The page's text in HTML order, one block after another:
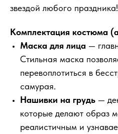
звездой любого праздника!
Комплектация костюма
Маска для лица —
Стильная маска
перевоплотиться в
самурая.
Нашивки на грудь —
которые делают образ
реалистичным и